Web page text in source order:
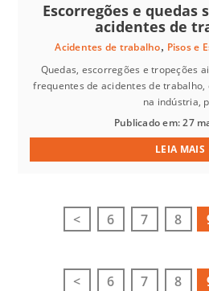
Escorregões e quedas
acidentes de
Acidentes de trabalho, Pisos e
Quedas, escorregões e tropeções
frequentes de acidentes de trabalho,
na indústria,
Publicado em: 27
LEIA MAIS
< 6 7 8
< 6 7 8